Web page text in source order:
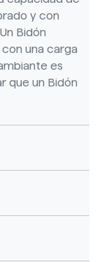
y con
Bidón
una carga
es
que un Bidón